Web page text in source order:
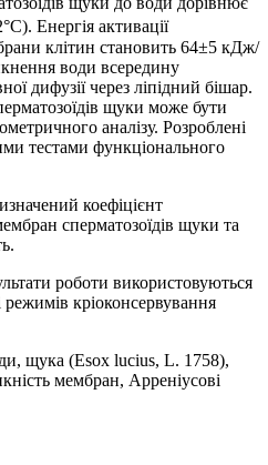
Енергія активації
клітин становить 64±5 кДж/
води всередину
дифузії через ліпідний бішар.
щуки може бути
аналізу. Розроблені
тестами функціонального
коефіцієнт
сперматозоїдів щуки та
роботи використовуються
кріоконсервування
щука (Esox lucius, L. 1758),
мембран, Арреніусові